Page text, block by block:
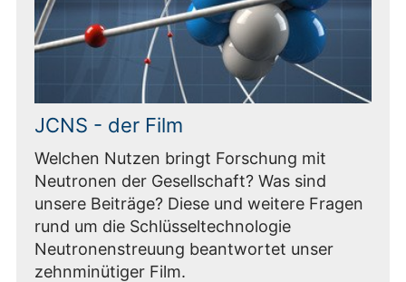
JCNS - der Film
Welchen Nutzen bringt Forschung mit
Neutronen der Gesellschaft? Was sind
unsere Beiträge? Diese und weitere Fragen
rund um die Schlüsseltechnologie
Neutronenstreuung beantwortet unser
zehnminütiger Film.